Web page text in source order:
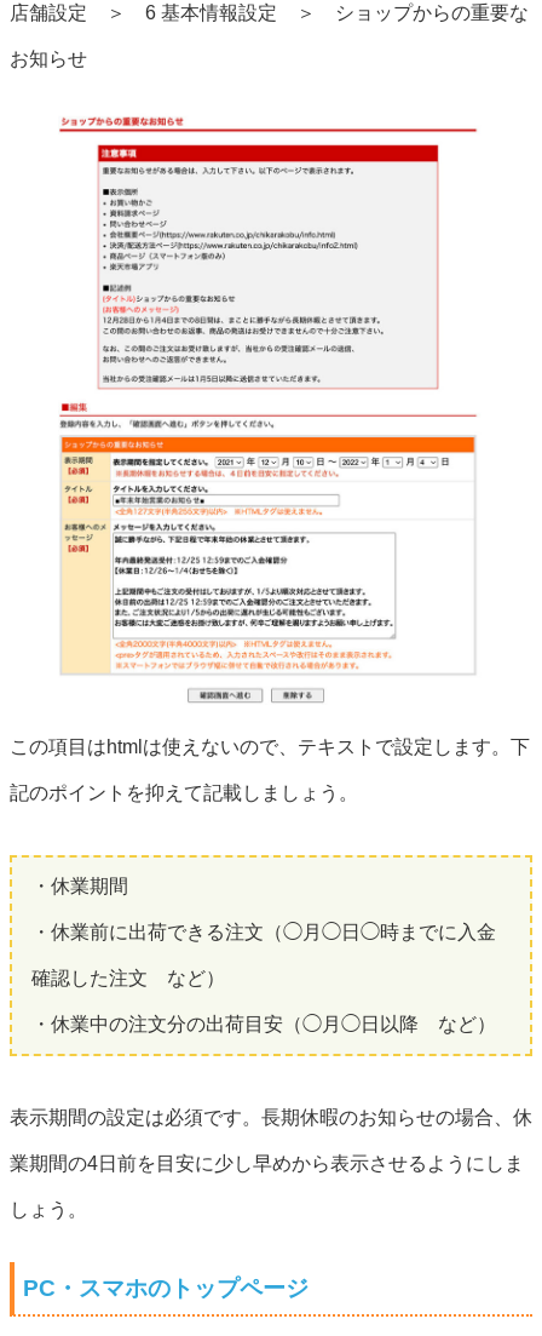
店舗設定 ＞ 6 基本情報設定 ＞ ショップからの重要な
お知らせ
この項目はhtmlは使えないので、テキストで設定します。下
記のポイントを抑えて記載しましょう。
・休業期間
・休業前に出荷できる注文（◯月◯日◯時までに入金
確認した注文 など）
・休業中の注文分の出荷目安（◯月◯日以降 など）
表示期間の設定は必須です。長期休暇のお知らせの場合、休
業期間の4日前を目安に少し早めから表示させるようにしま
しょう。
PC・スマホのトップページ